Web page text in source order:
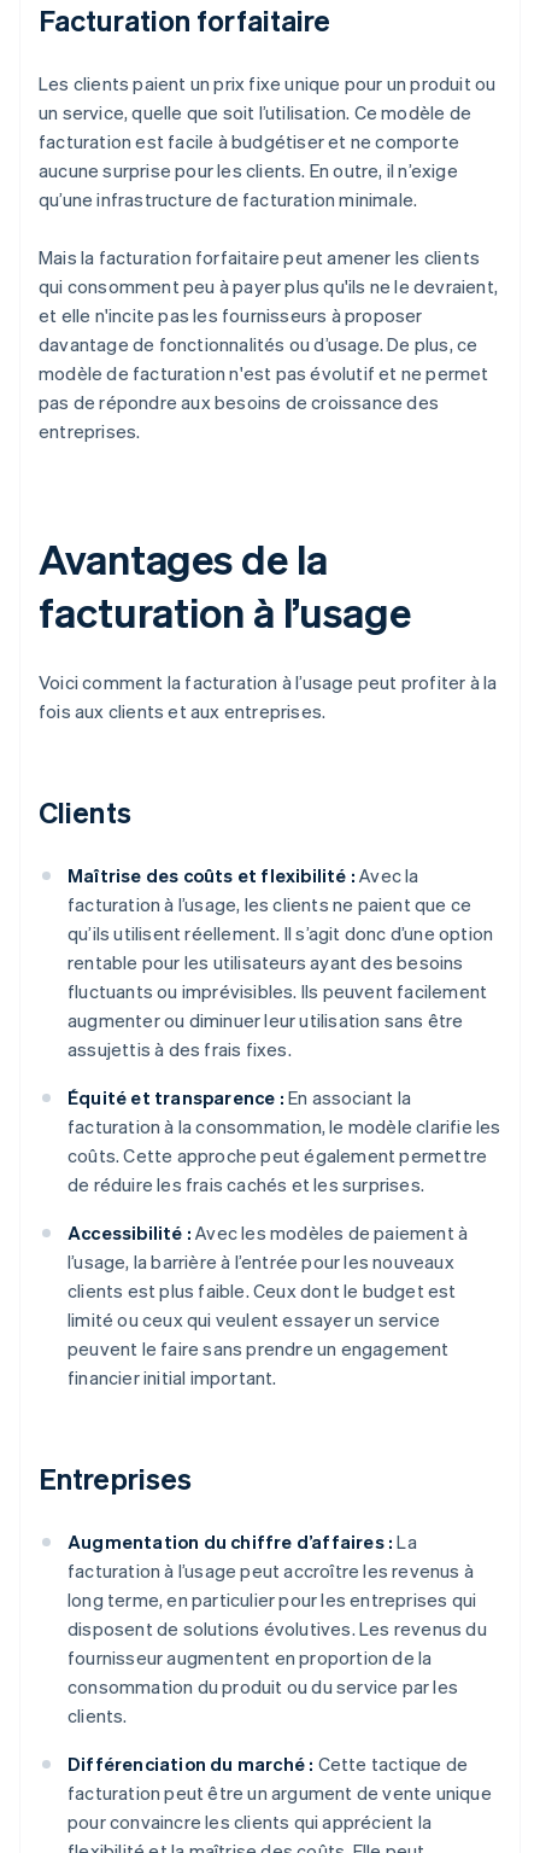
Facturation forfaitaire
Les clients paient un prix fixe unique pour un produit ou
un service, quelle que soit l’utilisation. Ce modèle de
facturation est facile à budgétiser et ne comporte
aucune surprise pour les clients. En outre, il n’exige
qu’une infrastructure de facturation minimale.
Mais la facturation forfaitaire peut amener les clients
qui consomment peu à payer plus qu'ils ne le devraient,
et elle n'incite pas les fournisseurs à proposer
davantage de fonctionnalités ou d’usage. De plus, ce
modèle de facturation n'est pas évolutif et ne permet
pas de répondre aux besoins de croissance des
entreprises.
Avantages de la
facturation à l’usage
Voici comment la facturation à l’usage peut profiter à la
fois aux clients et aux entreprises.
Clients
Maîtrise des coûts et flexibilité : Avec la
facturation à l’usage, les clients ne paient que ce
qu’ils utilisent réellement. Il s’agit donc d’une option
rentable pour les utilisateurs ayant des besoins
fluctuants ou imprévisibles. Ils peuvent facilement
augmenter ou diminuer leur utilisation sans être
assujettis à des frais fixes.
Équité et transparence : En associant la
facturation à la consommation, le modèle clarifie les
coûts. Cette approche peut également permettre
de réduire les frais cachés et les surprises.
Accessibilité : Avec les modèles de paiement à
l’usage, la barrière à l’entrée pour les nouveaux
clients est plus faible. Ceux dont le budget est
limité ou ceux qui veulent essayer un service
peuvent le faire sans prendre un engagement
financier initial important.
Entreprises
Augmentation du chiffre d’affaires : La
facturation à l’usage peut accroître les revenus à
long terme, en particulier pour les entreprises qui
disposent de solutions évolutives. Les revenus du
fournisseur augmentent en proportion de la
consommation du produit ou du service par les
clients.
Différenciation du marché : Cette tactique de
facturation peut être un argument de vente unique
pour convaincre les clients qui apprécient la